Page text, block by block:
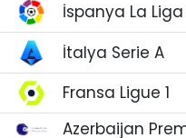
İspanya La Liga
İtalya Serie A
Fransa Ligue 1
Azerbaijan